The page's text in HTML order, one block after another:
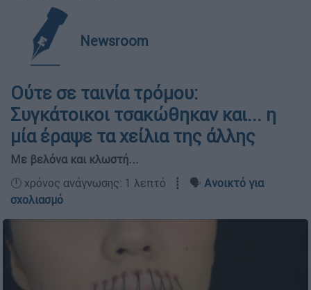
Newsroom
Ούτε σε ταινία τρόμου:
Συγκάτοικοι τσακώθηκαν και... η
μία έραψε τα χείλια της άλλης
Με βελόνα και κλωστή...
🕛 χρόνος ανάγνωσης: 1 λεπτό ┋ 🗣️ Ανοικτό για
σχολιασμό